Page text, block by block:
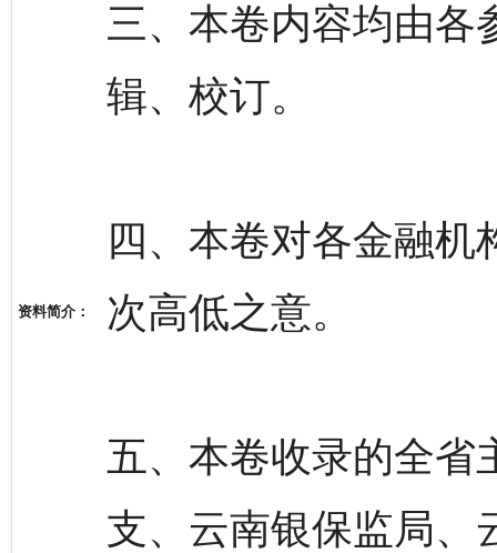
资料简介：
三、本卷内容均由各
辑、校订。
四、本卷对各金融
次高低之意。
五、本卷收录的全省
支、云南银保监局、